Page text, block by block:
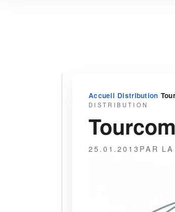
Accueil›Distribution›
DISTRIBUTION
25.01.2013PAR